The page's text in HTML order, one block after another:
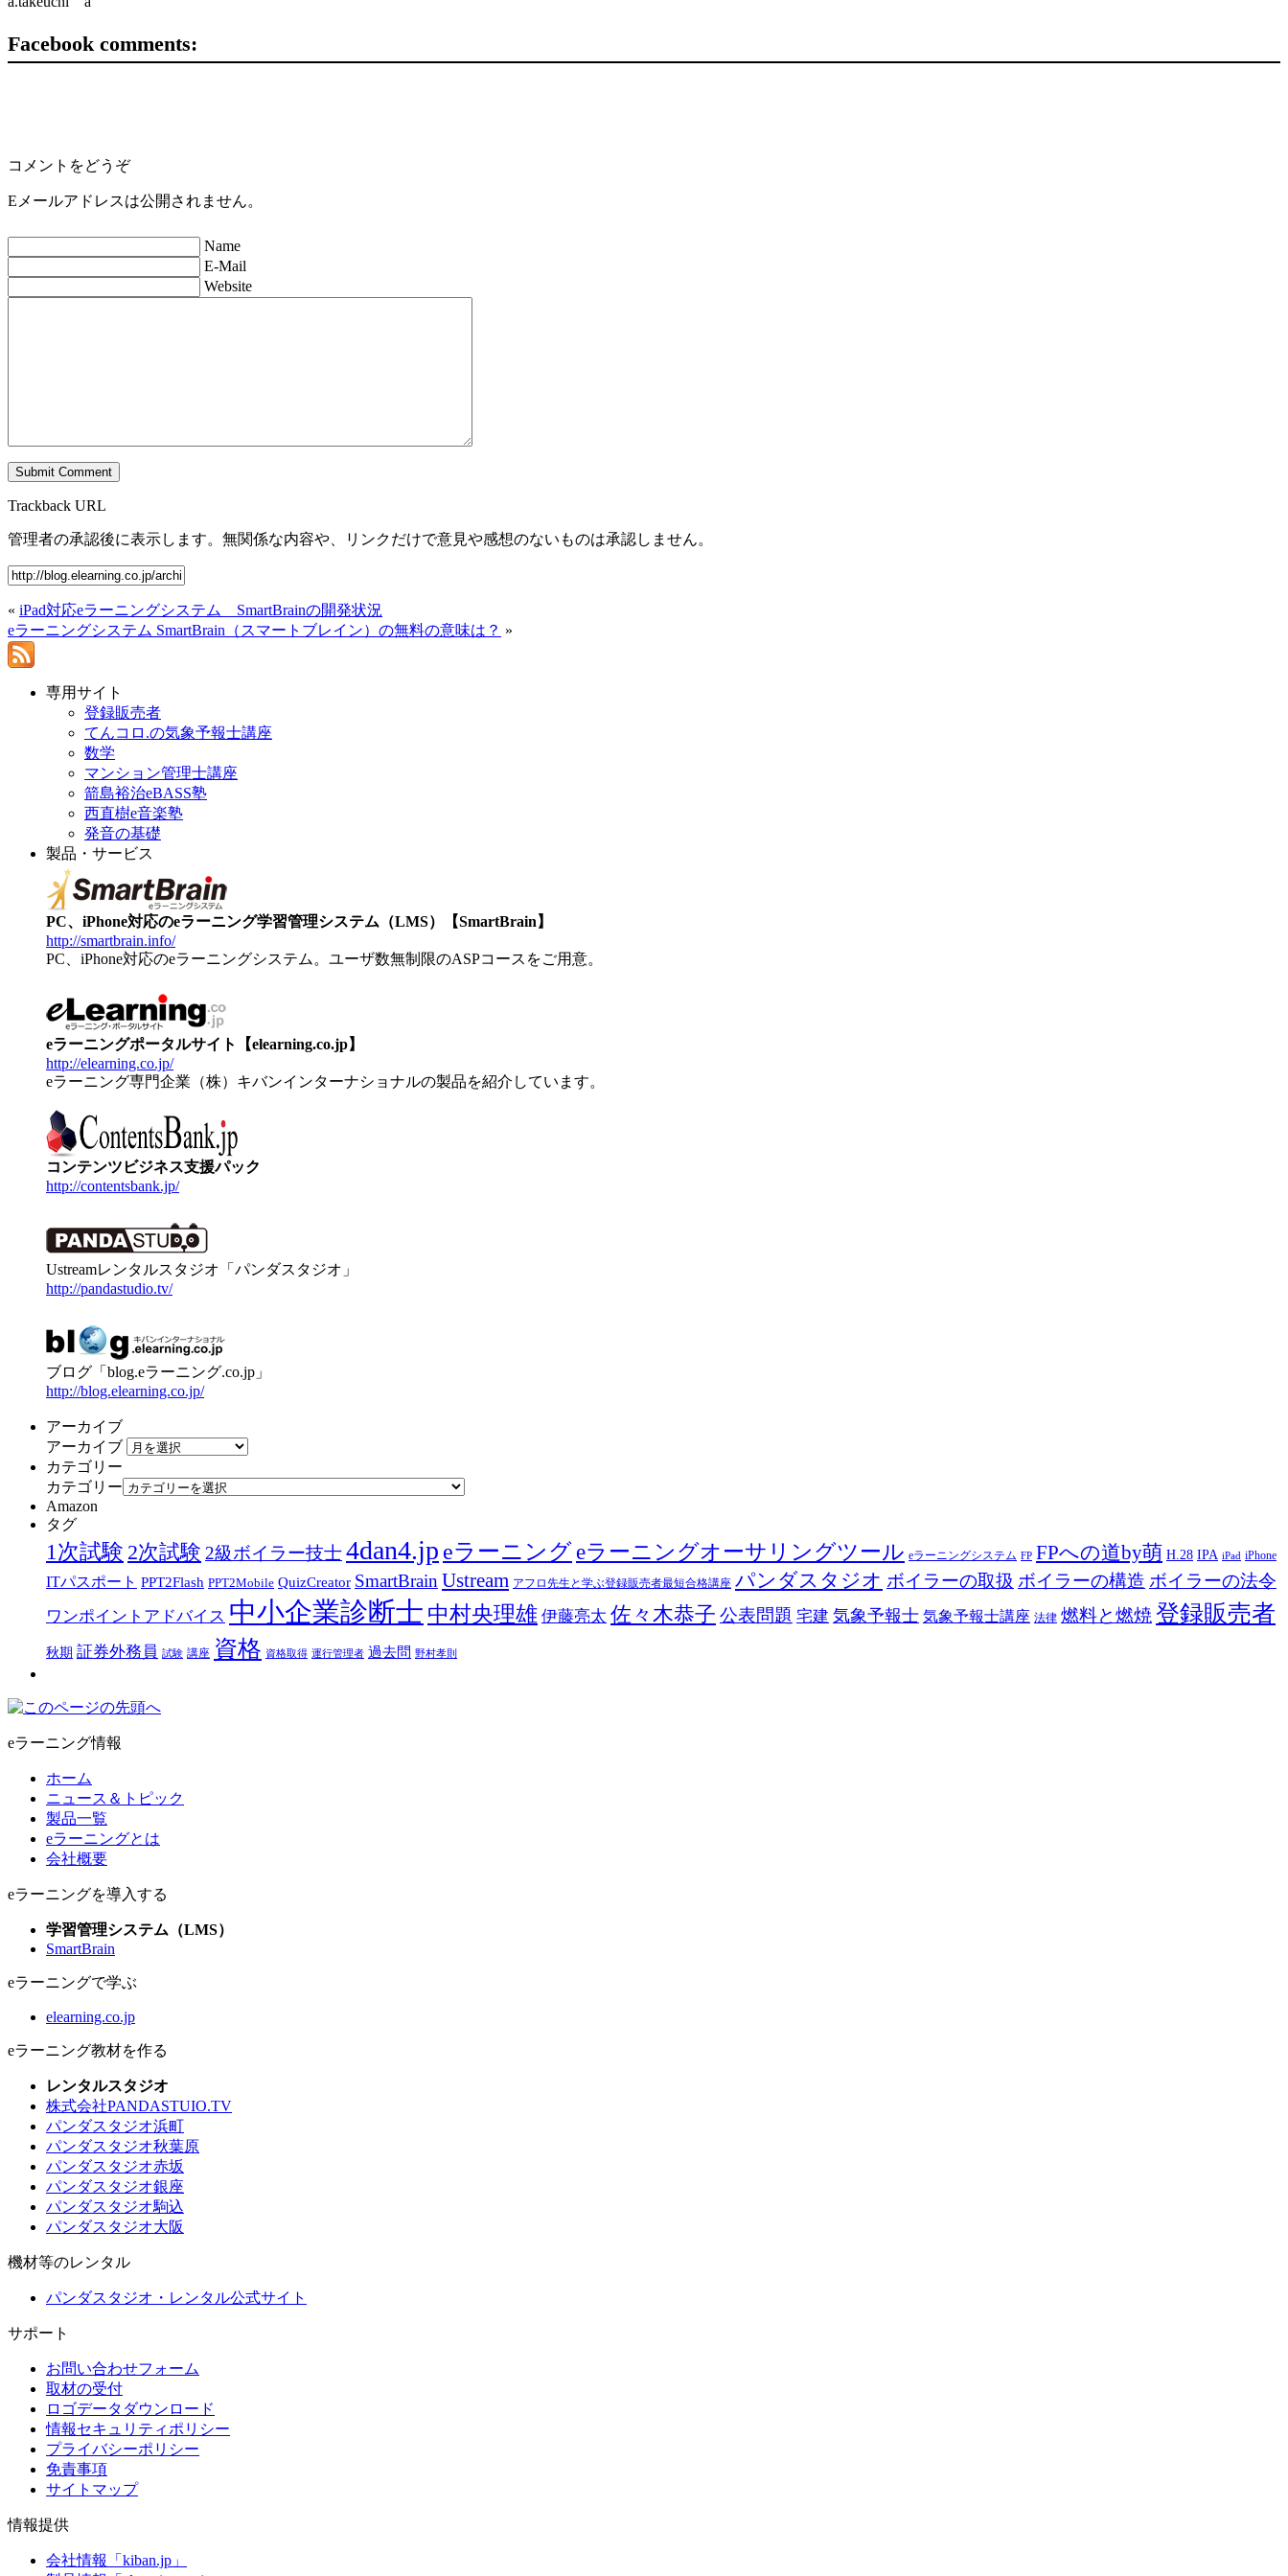
Facebook comments:
コメントをどうぞ
Eメールアドレスは公開されません。
Name
E-Mail
Website
Trackback URL
管理者の承認後に表示します。無関係な内容や、リンクだけで意見や感想のないものは承認しません。
« iPad対応eラーニングシステム SmartBrainの開発状況
eラーニングシステム SmartBrain（スマートブレイン）の無料の意味は？ »
専用サイト
登録販売者
てんコロ.の気象予報士講座
数学
マンション管理士講座
箭島裕治eBASS塾
西直樹e音楽塾
発音の基礎
製品・サービス
PC、iPhone対応のeラーニング学習管理システム（LMS）【SmartBrain】
http://smartbrain.info/
PC、iPhone対応のeラーニングシステム。ユーザ数無制限のASPコースをご用意。
eラーニングポータルサイト【elearning.co.jp】
http://elearning.co.jp/
eラーニング専門企業（株）キバンインターナショナルの製品を紹介しています。
コンテンツビジネス支援パック
http://contentsbank.jp/
Ustreamレンタルスタジオ「パンダスタジオ」
http://pandastudio.tv/
ブログ「blog.eラーニング.co.jp」
http://blog.elearning.co.jp/
アーカイブ
アーカイブ
カテゴリー
カテゴリー
Amazon
タグ
1次試験 2次試験 2級ボイラー技士4dan4.jp eラーニング eラーニングオーサリングツール eラーニングシステム FP FPへの道by萌 H.28 IPA iPad iPhone
ITパスポート PPT2Flash PPT2Mobile QuizCreator SmartBrain Ustream アフロ先生と学ぶ登録販売者最短合格講座 パンダスタジオ ボイラーの取扱 ボイラーの構造 ボイラーの法令
ワンポイントアドバイス 中小企業診断士 中村央理雄 伊藤亮太 佐々木恭子 公表問題 宅建 気象予報士 気象予報士講座 法律 燃料と燃焼 登録販売者
秋期 証券外務員 試験 講座 資格 資格取得 運行管理者 過去問 野村孝則
eラーニング情報
ホーム
ニュース＆トピック
製品一覧
eラーニングとは
会社概要
eラーニングを導入する
学習管理システム（LMS）
SmartBrain
eラーニングで学ぶ
elearning.co.jp
eラーニング教材を作る
レンタルスタジオ
株式会社PANDASTUIO.TV
パンダスタジオ浜町
パンダスタジオ秋葉原
パンダスタジオ赤坂
パンダスタジオ銀座
パンダスタジオ駒込
パンダスタジオ大阪
機材等のレンタル
パンダスタジオ・レンタル公式サイト
サポート
お問い合わせフォーム
取材の受付
ロゴデータダウンロード
情報セキュリティポリシー
プライバシーポリシー
免責事項
サイトマップ
情報提供
会社情報「kiban.jp」